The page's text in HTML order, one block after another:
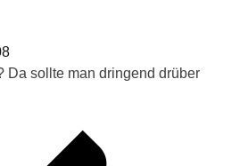
Da sollte man dringend drüber